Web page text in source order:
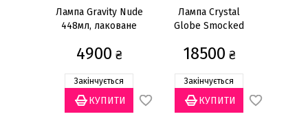
Кількість предметів
Колір
Білий
Бежевий (2)
Лампа Gravity Nude
448мл, лаковане
4900 ₴
Закінчується
Лампа Crystal
Globe Smocked
18500 ₴
Закінчується